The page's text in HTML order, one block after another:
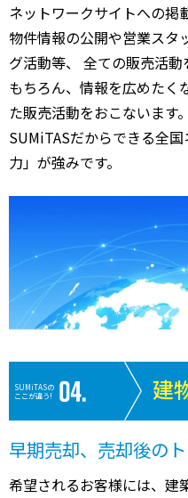
ネットワークサイトへの掲
物件情報の公開や営業スタ
グ活動等、 全ての販売活動
もちろん、情報を広めたく
た販売活動をおこないます。
SUMiTASだからできる全
力」が強みです。
SUMiTASの
ここが違う!
建
早期売却、売却後の
希望されるお客様には、建